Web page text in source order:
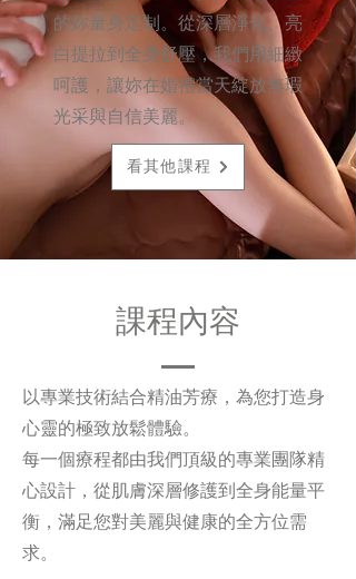
的妳量身定制。從深層淨化、亮
白提拉到全身舒壓，我們用細緻
呵護，讓妳在婚禮當天綻放無瑕
光采與自信美麗。
看其他課程
課程內容
以專業技術結合精油芳療，為您打造身
心靈的極致放鬆體驗。
每一個療程都由我們頂級的專業團隊精
心設計，從肌膚深層修護到全身能量平
衡，滿足您對美麗與健康的全方位需
求。